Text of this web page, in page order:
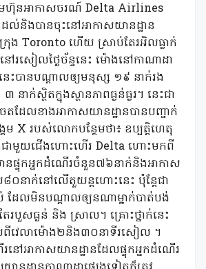
ហ៊ុនអាកាសចរណ៍ Delta Airlines
និងបានចុះនៅអាកាសយានដ្ឋាន
ង Toronto ហើយ ស្រាប់តែរអិលធ្លាក់
ៅរសៀលថ្ងៃច័ន្ទនេះ ម៉ោងនៅកាណាដា
បានបណ្តាលឲ្យមនុស្ស ១៩ នាក់រង
នាក់ស្ថិតក្នុងស្ថានភាពធ្ងន់ធ្ងរ។ នេះជា
តដែលខាងអាកាសយានដ្ឋានបានបញ្ជាក់
X របស់លោកបន្ថែមថា៖ ឧប្បត្តិហេតុ
ជាមួយជើងហោះហើរ Delta ហោះមកពី
ផ្ទុកអ្នកដំណើរចំនួន៧៦នាក់និងអាកាស
០នាក់នៅលើតួយន្តហោះនេះ ប៉ុន្តែជា
ែលមិនបណ្តាលឲ្យនណាម្នាក់បាត់បង់
ែរបួសធ្ងន់ និង ស្រាល។ គ្រោះថ្នាក់នេះ
ពីវេលាម៉ោង២និង៣០នាទីរសៀល ។
ៅអាកាសយានដ្ឋានដែលផ្ទុកអ្នកដំណើរ